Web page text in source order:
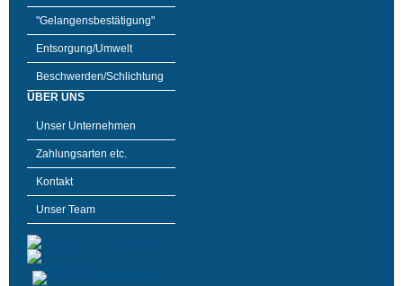
"Gelangensbestätigung"
Entsorgung/Umwelt
Beschwerden/Schlichtung
ÜBER UNS
Unser Unternehmen
Zahlungsarten etc.
Kontakt
Unser Team